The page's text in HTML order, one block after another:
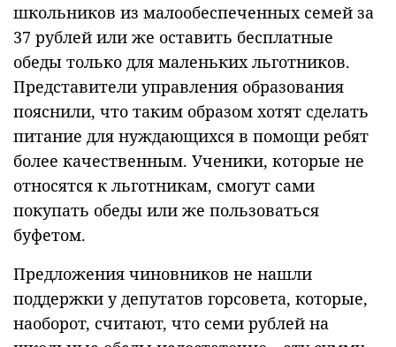
школьников из малообеспеченных семей за
37 рублей или же оставить бесплатные
обеды только для маленьких льготников.
Представители управления образования
пояснили, что таким образом хотят сделать
питание для нуждающихся в помощи ребят
более качественным. Ученики, которые не
относятся к льготникам, смогут сами
покупать обеды или же пользоваться
буфетом.
Предложения чиновников не нашли
поддержки у депутатов горсовета, которые,
наоборот, считают, что семи рублей на